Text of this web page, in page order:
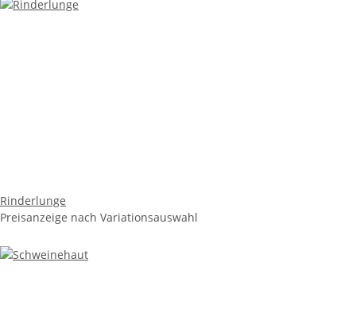
Rinderlunge
Preisanzeige nach Variationsauswahl